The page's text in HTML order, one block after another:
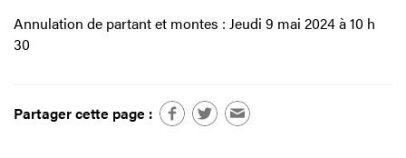
Annulation de partant et montes : Jeudi 9 mai 2024 à 10 h
30
Partager cette page :